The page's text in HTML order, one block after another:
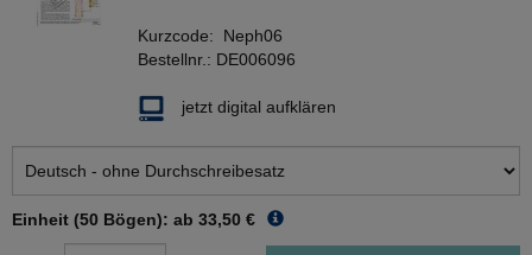
Kurzcode: Neph06
Bestellnr.: DE006096
jetzt digital aufklären
Einheit (50 Bögen): ab 33,50 €